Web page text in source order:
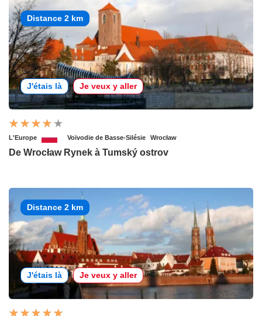
Distance 2 km
J'étais là Je veux y aller
L'Europe Voïvodie de Basse-Silésie Wrocław
De Wrocław Rynek à Tumský ostrov
Distance 2 km
J'étais là Je veux y aller